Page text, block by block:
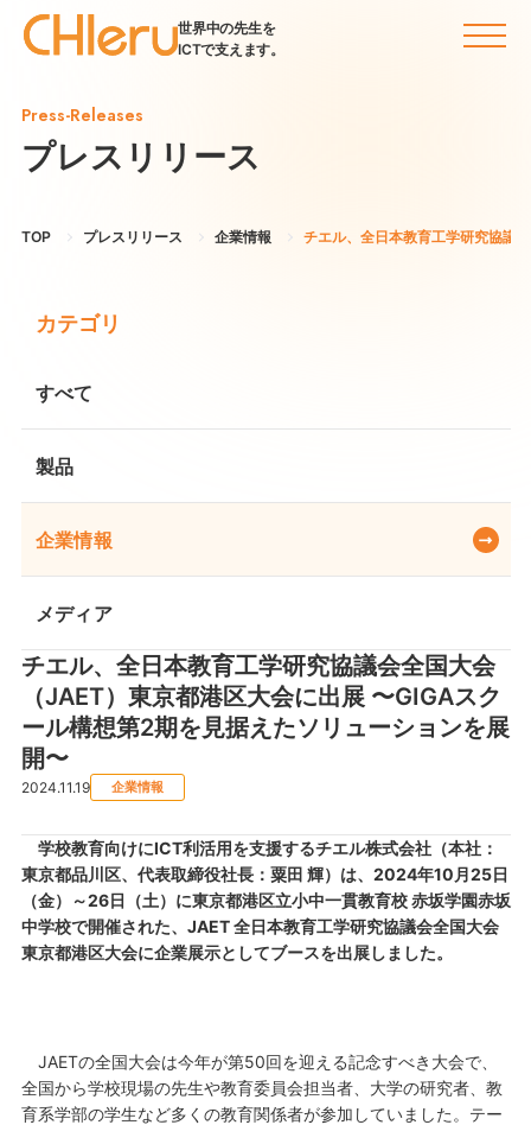
世界中の先生を
ICTで支えます。
Press-Releases
プレスリリース
TOP プレスリリース 企業情報 チエル、全日本教育工学研究協議
カテゴリ
すべて
製品
企業情報
メディア
チエル、全日本教育工学研究協議会全国大会
（JAET）東京都港区大会に出展 〜GIGAスク
ール構想第2期を見据えたソリューションを展
開〜
2024.11.19 企業情報
学校教育向けにICT利活用を支援するチエル株式会社（本社：
東京都品川区、代表取締役社長：粟田 輝）は、2024年10月25日
（金）～26日（土）に東京都港区立小中一貫教育校 赤坂学園赤坂
中学校で開催された、JAET 全日本教育工学研究協議会全国大会
東京都港区大会に企業展示としてブースを出展しました。
JAETの全国大会は今年が第50回を迎える記念すべき大会で、
全国から学校現場の先生や教育委員会担当者、大学の研究者、教
育系学部の学生など多くの教育関係者が参加していました。テー